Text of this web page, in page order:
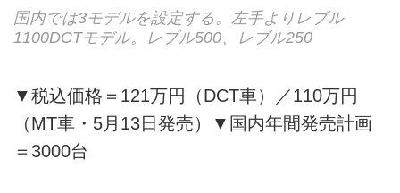
国内では3モデルを設定する。左手よりレブル
1100DCTモデル。レブル500、レブル250
▼税込価格＝121万円（DCT車）／110万円
（MT車・5月13日発売）▼国内年間発売計画
＝3000台